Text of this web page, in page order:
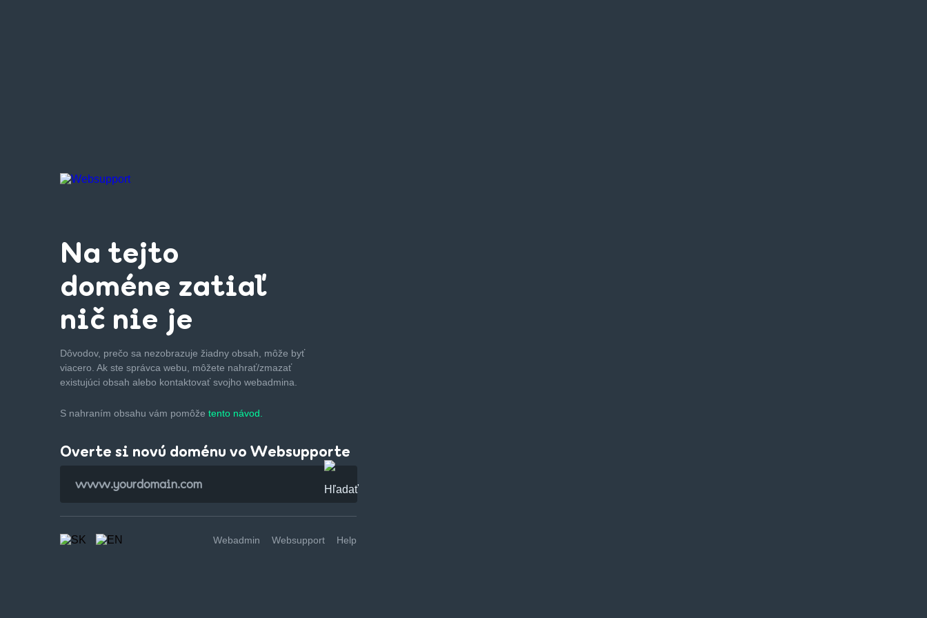
Na tejto
doméne zatiaľ
nič nie je
Dôvodov, prečo sa nezobrazuje žiadny obsah, môže byť
viacero. Ak ste správca webu, môžete nahrať/zmazať
existujúci obsah alebo kontaktovať svojho webadmina.
S nahraním obsahu vám pomôže tento návod.
Overte si novú doménu vo Websupporte
Webadmin Websupport Help